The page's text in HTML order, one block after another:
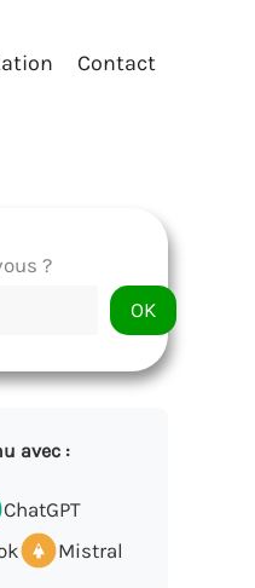
Contact
?
OK
avec :
ChatGPT
Mistral